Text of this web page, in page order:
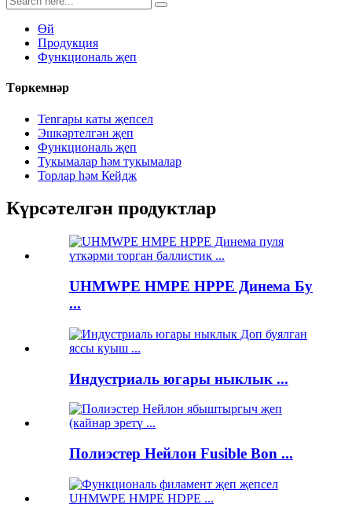
Өй
Продукция
Функциональ җеп
Төркемнәр
Tenгары каты җепсел
Эшкәртелгән җеп
Функциональ җеп
Тукымалар һәм тукымалар
Торлар һәм Кейдж
Күрсәтелгән продуктлар
UHMWPE HMPE HPPE Динема Бу
...
Индустриаль югары ныклык ...
Полиэстер Нейлон Fusible Bon ...